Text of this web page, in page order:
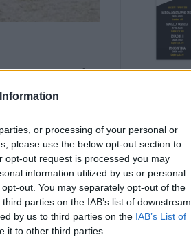
or processing of your personal or
please use the below opt-out section to
opt-out request is processed you may
information utilized by us or personal
out. You may separately opt-out of the
parties on the IAB’s list of downstream
by us to third parties on the IAB’s List of
it to other third parties.
μια καλή
στίβου για
αυτό
σε δρόμους,
τους να
νέα σεζόν.